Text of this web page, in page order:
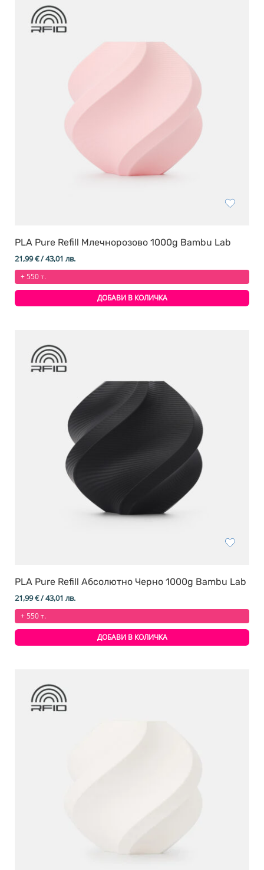
Легло за 3D принтер
PLA Pure Refill Млечнорозово 1000g Bambu Lab
21,99€/ 43,01 лв.
+ 550 т.
ДОБАВИ В КОЛИЧКА
PLA Pure Refill Абсолютно Черно 1000g Bambu Lab
21,99€/ 43,01 лв.
+ 550 т.
ДОБАВИ В КОЛИЧКА